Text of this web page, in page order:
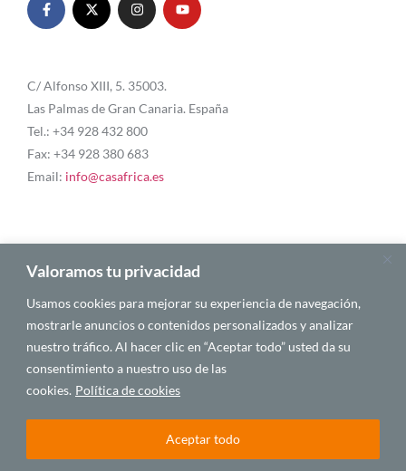
Valoramos tu privacidad
Usamos cookies para mejorar su experiencia de navegación,
mostrarle anuncios o contenidos personalizados y analizar
nuestro tráfico. Al hacer clic en “Aceptar todo” usted da su
consentimiento a nuestro uso de las
cookies. Política de cookies
Aceptar todo
C/ Alfonso XIII, 5. 35003.
Las Palmas de Gran Canaria. España
Tel.: +34 928 432 800
Fax: +34 928 380 683
Email: info@casafrica.es
Blog
Quiénes somos
Autores
Español